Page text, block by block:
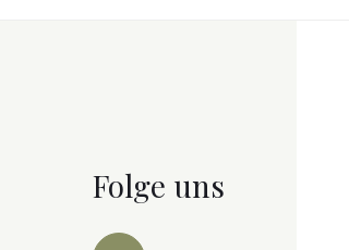
Folge uns